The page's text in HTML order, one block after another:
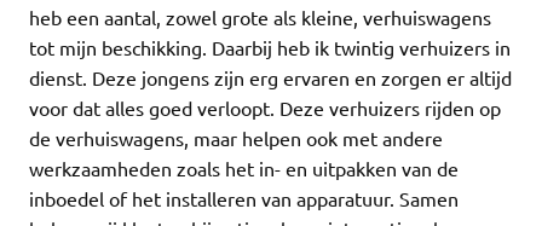
heb een aantal, zowel grote als kleine, verhuiswagens
tot mijn beschikking. Daarbij heb ik twintig verhuizers in
dienst. Deze jongens zijn erg ervaren en zorgen er altijd
voor dat alles goed verloopt. Deze verhuizers rijden op
de verhuiswagens, maar helpen ook met andere
werkzaamheden zoals het in- en uitpakken van de
inboedel of het installeren van apparatuur. Samen